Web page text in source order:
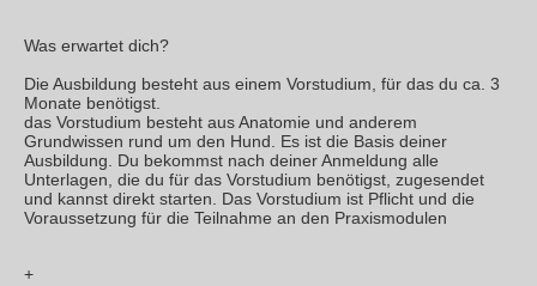
Was erwartet dich?
Die Ausbildung besteht aus einem Vorstudium, für das du ca. 3
Monate benötigst.
das Vorstudium besteht aus Anatomie und anderem
Grundwissen rund um den Hund. Es ist die Basis deiner
Ausbildung. Du bekommst nach deiner Anmeldung alle
Unterlagen, die du für das Vorstudium benötigst, zugesendet
und kannst direkt starten. Das Vorstudium ist Pflicht und die
Voraussetzung für die Teilnahme an den Praxismodulen
+